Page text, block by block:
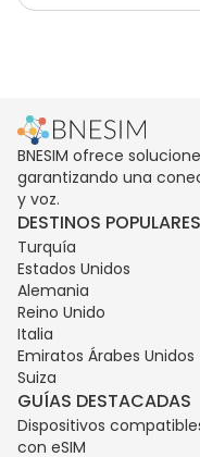
BNESIM ofrece
garantizando una
y voz.
DESTINOS POPULARES
Turquía
Estados Unidos
Alemania
Reino Unido
Italia
Emiratos Árabes Unidos
Suiza
GUÍAS DESTACADAS
Dispositivos
con eSIM